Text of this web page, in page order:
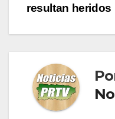
entradas
resultan heridos